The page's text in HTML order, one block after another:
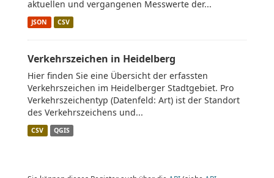
aktuellen und vergangenen Messwerte der...
JSON CSV
Verkehrszeichen in Heidelberg
Hier finden Sie eine Übersicht der erfassten
Verkehrszeichen im Heidelberger Stadtgebiet. Pro
Verkehrszeichentyp (Datenfeld: Art) ist der Standort
des Verkehrszeichens und...
CSV QGIS